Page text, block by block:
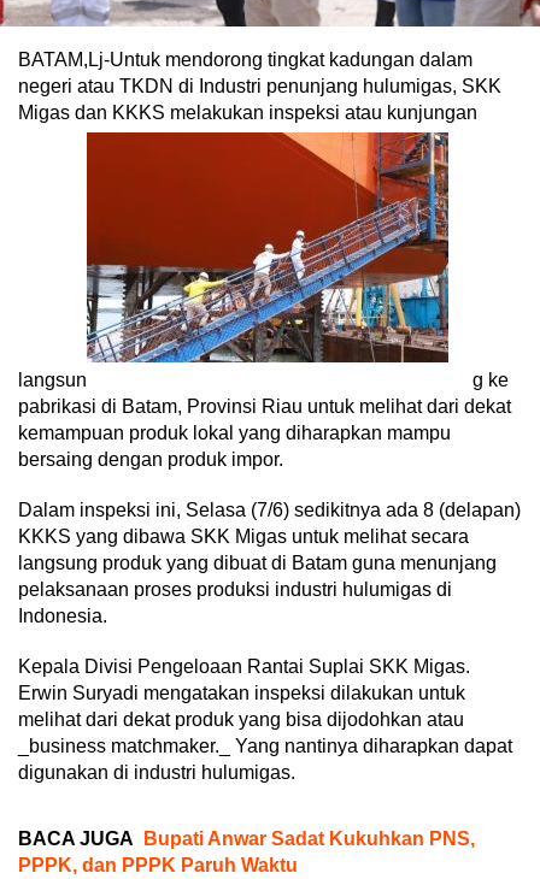
BATAM,Lj-Untuk mendorong tingkat kadungan dalam
negeri atau TKDN di Industri penunjang hulumigas, SKK
Migas dan KKKS melakukan inspeksi atau kunjungan
langsun
g ke
pabrikasi di Batam, Provinsi Riau untuk melihat dari dekat
kemampuan produk lokal yang diharapkan mampu
bersaing dengan produk impor.
Dalam inspeksi ini, Selasa (7/6) sedikitnya ada 8 (delapan)
KKKS yang dibawa SKK Migas untuk melihat secara
langsung produk yang dibuat di Batam guna menunjang
pelaksanaan proses produksi industri hulumigas di
Indonesia.
Kepala Divisi Pengeloaan Rantai Suplai SKK Migas.
Erwin Suryadi mengatakan inspeksi dilakukan untuk
melihat dari dekat produk yang bisa dijodohkan atau
_business matchmaker._ Yang nantinya diharapkan dapat
digunakan di industri hulumigas.
BACA JUGA
Bupati Anwar Sadat Kukuhkan PNS,
PPPK, dan PPPK Paruh Waktu